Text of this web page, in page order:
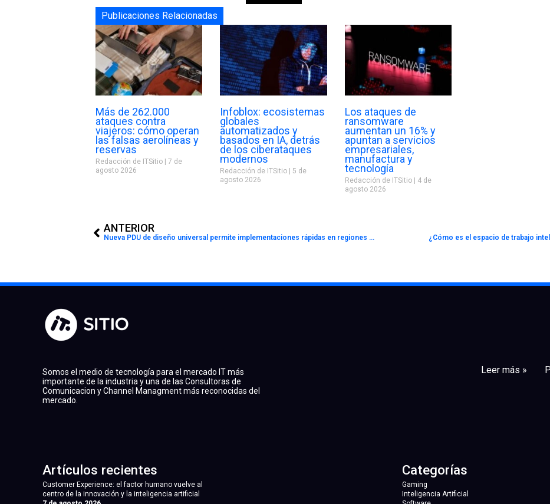
Publicaciones Relacionadas
Más de 262.000
ataques contra
viajeros: cómo operan
las falsas aerolíneas y
reservas
Redacción de ITSitio
7 de
agosto 2026
Infoblox: ecosistemas
globales
automatizados y
basados en IA, detrás
de los ciberataques
modernos
Redacción de ITSitio
5 de
agosto 2026
Los ataques de
ransomware
aumentan un 16% y
apuntan a servicios
empresariales,
manufactura y
tecnología
Redacción de ITSitio
4 de
agosto 2026
ANTERIOR
Nueva PDU de diseño universal permite implementaciones rápidas en regiones con voltajes diferenciales ¿Cómo es el espacio de trabajo
Somos el medio de tecnología para el mercado IT más
importante de la industria y una de las Consultoras de
Comunicacion y Channel Managment más reconocidas del
mercado.
Leer más »
Artículos recientes
Customer Experience: el factor humano vuelve al
centro de la innovación y la inteligencia artificial
Categorías
Gaming
Inteligencia Artificial